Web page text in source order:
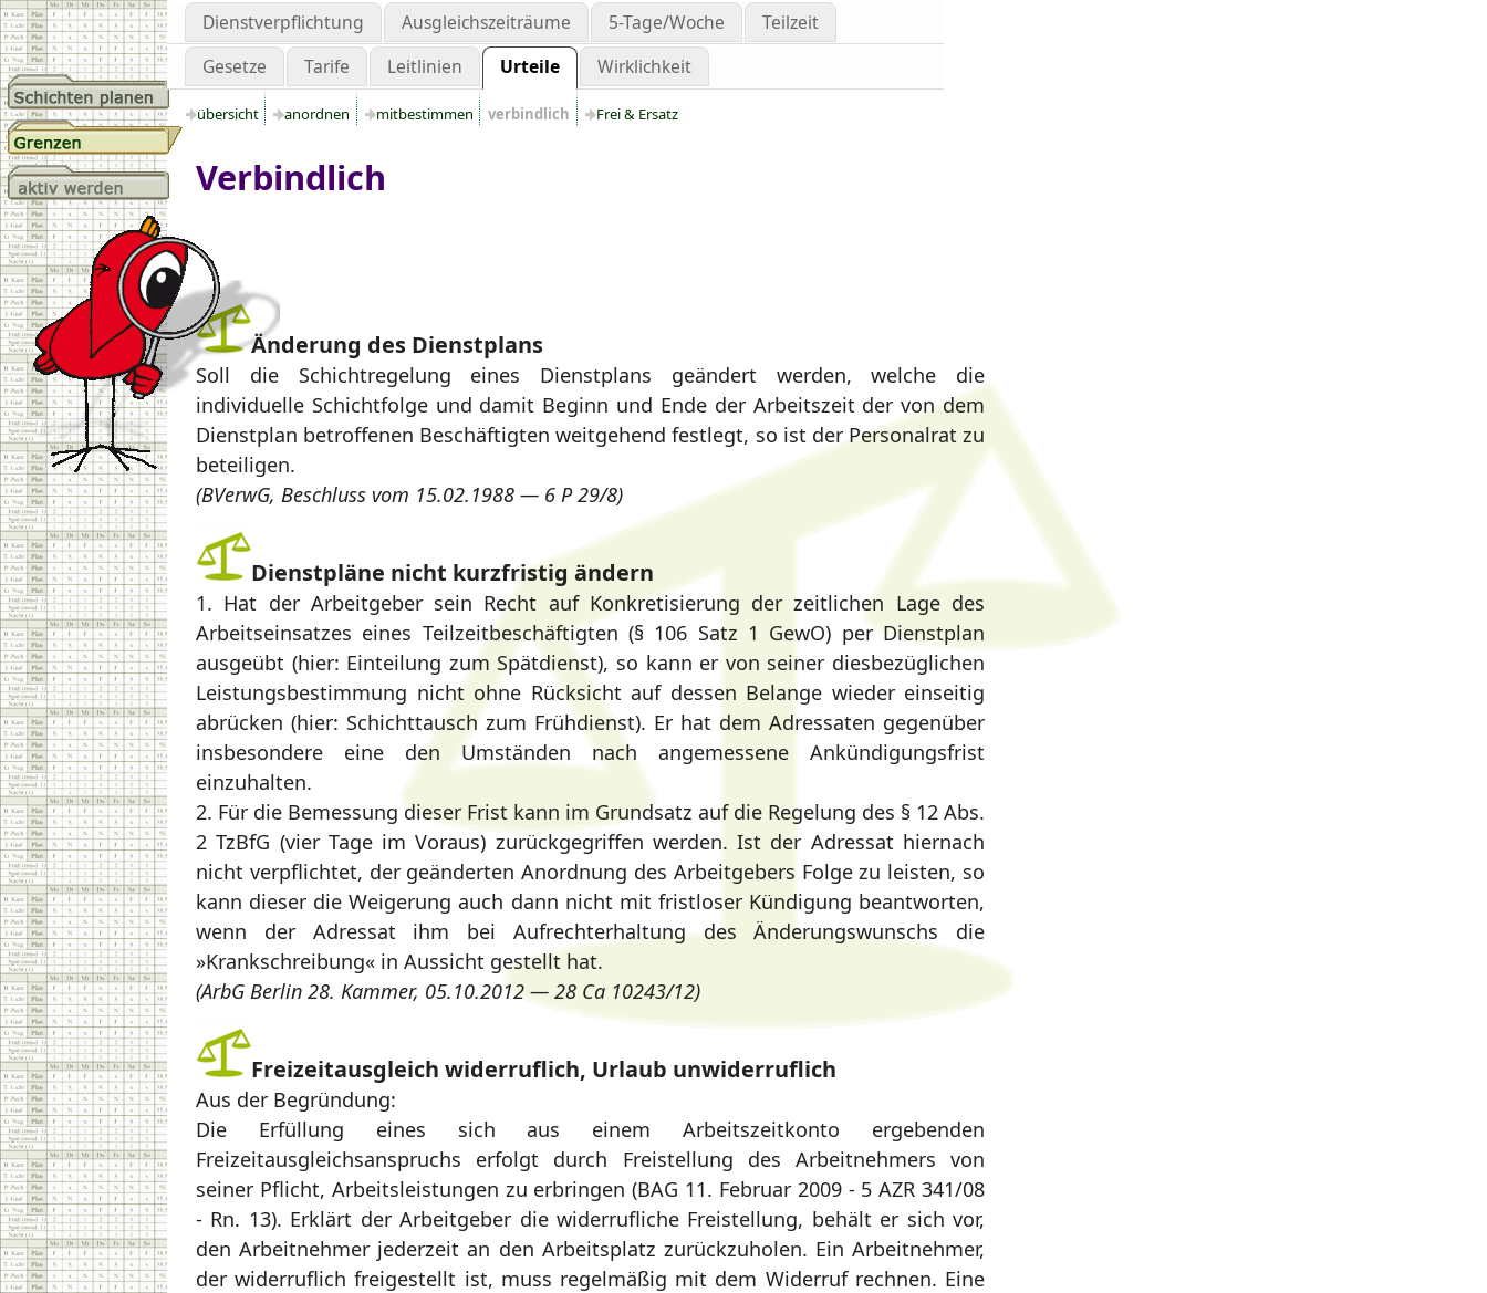
Dienstverpflichtung Ausgleichszeiträume 5-Tage/Woche
Teilzeit
Gesetze
Tarife Leitlinien Urteile Wirklichkeit
übersicht anordnen mitbestimmen verbindlich Frei & Ersatz
Verbindlich
Änderung des Dienstplans
Soll die Schichtregelung eines Dienstplans geändert werden, welche die
individuelle Schichtfolge und damit Beginn und Ende der Arbeitszeit der von dem
Dienstplan betroffenen Beschäftigten weitgehend festlegt, so ist der Personalrat zu
beteiligen.
(BVerwG, Beschluss vom 15.02.1988 — 6 P 29/8)
Dienstpläne nicht kurzfristig ändern
1. Hat der Arbeitgeber sein Recht auf Konkretisierung der zeitlichen Lage des
Arbeitseinsatzes eines Teilzeitbeschäftigten (§ 106 Satz 1 GewO) per Dienstplan
ausgeübt (hier: Einteilung zum Spätdienst), so kann er von seiner diesbezüglichen
Leistungsbestimmung nicht ohne Rücksicht auf dessen Belange wieder einseitig
abrücken (hier: Schichttausch zum Frühdienst). Er hat dem Adressaten gegenüber
insbesondere eine den Umständen nach angemessene Ankündigungsfrist
einzuhalten.
2. Für die Bemessung dieser Frist kann im Grundsatz auf die Regelung des § 12 Abs.
2 TzBfG (vier Tage im Voraus) zurückgegriffen werden. Ist der Adressat hiernach
nicht verpflichtet, der geänderten Anordnung des Arbeitgebers Folge zu leisten, so
kann dieser die Weigerung auch dann nicht mit fristloser Kündigung beantworten,
wenn der Adressat ihm bei Aufrechterhaltung des Änderungswunschs die
»Krankschreibung« in Aussicht gestellt hat.
(ArbG Berlin 28. Kammer, 05.10.2012 — 28 Ca 10243/12)
Freizeitausgleich widerruflich, Urlaub unwiderruflich
Aus der Begründung:
Die Erfüllung eines sich aus einem Arbeitszeitkonto ergebenden
Freizeitausgleichsanspruchs erfolgt durch Freistellung des Arbeitnehmers von
seiner Pflicht, Arbeitsleistungen zu erbringen (BAG 11. Februar 2009 - 5 AZR 341/08
- Rn. 13). Erklärt der Arbeitgeber die widerrufliche Freistellung, behält er sich vor,
den Arbeitnehmer jederzeit an den Arbeitsplatz zurückzuholen. Ein Arbeitnehmer,
der widerruflich freigestellt ist, muss regelmäßig mit dem Widerruf rechnen. Eine